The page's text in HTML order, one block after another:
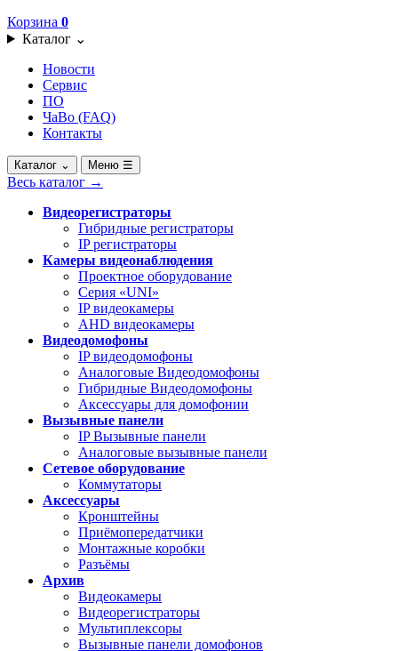
Корзина 0
Каталог ⌄
Новости
Сервис
ПО
ЧаВо (FAQ)
Контакты
Каталог ⌄ Меню ☰
Весь каталог →
Видеорегистраторы
Гибридные регистраторы
IP регистраторы
Камеры видеонаблюдения
Проектное оборудование
Серия «UNI»
IP видеокамеры
AHD видеокамеры
Видеодомофоны
IP видеодомофоны
Аналоговые Видеодомофоны
Гибридные Видеодомофоны
Аксессуары для домофонии
Вызывные панели
IP Вызывные панели
Аналоговые вызывные панели
Сетевое оборудование
Коммутаторы
Аксессуары
Кронштейны
Приёмопередатчики
Монтажные коробки
Разъёмы
Архив
Видеокамеры
Видеорегистраторы
Мультиплексоры
Вызывные панели домофонов